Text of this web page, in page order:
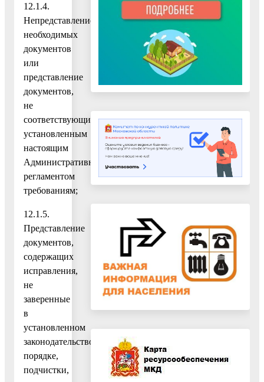
12.1.4.
Непредставление
необходимых
документов
или
представление
документов,
не
соответствующих
установленным
настоящим
Административным
регламентом
требованиям;
12.1.5.
Представление
документов,
содержащих
исправления,
не
заверенные
в
установленном
законодательством
порядке,
подчистки,